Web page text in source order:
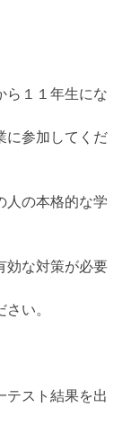
ら１１年生にな
に参加してくだ
人の本格的な学
効な対策が必要
い。
テスト結果を出